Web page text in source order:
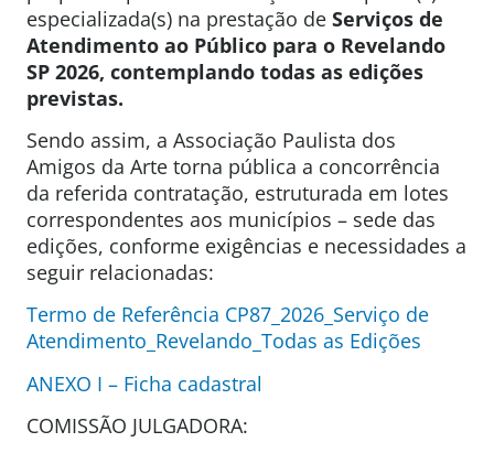
especializada(s) na prestação de Serviços de
Atendimento ao Público para o Revelando
SP 2026, contemplando todas as edições
previstas.
Sendo assim, a Associação Paulista dos
Amigos da Arte torna pública a concorrência
da referida contratação, estruturada em lotes
correspondentes aos municípios – sede das
edições, conforme exigências e necessidades a
seguir relacionadas:
Termo de Referência CP87_2026_Serviço de
Atendimento_Revelando_Todas as Edições
ANEXO I – Ficha cadastral
COMISSÃO JULGADORA: